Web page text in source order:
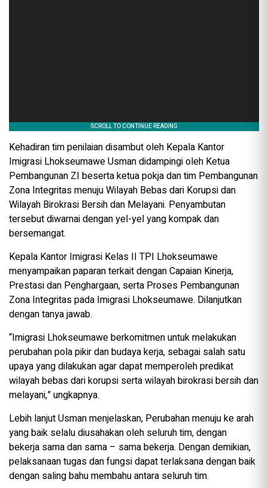
Kehadiran tim penilaian disambut oleh Kepala Kantor
Imigrasi Lhokseumawe Usman didampingi oleh Ketua
Pembangunan ZI beserta ketua pokja dan tim Pembangunan
Zona Integritas menuju Wilayah Bebas dari Korupsi dan
Wilayah Birokrasi Bersih dan Melayani. Penyambutan
tersebut diwarnai dengan yel-yel yang kompak dan
bersemangat.
Kepala Kantor Imigrasi Kelas II TPI Lhokseumawe
menyampaikan paparan terkait dengan Capaian Kinerja,
Prestasi dan Penghargaan, serta Proses Pembangunan
Zona Integritas pada Imigrasi Lhokseumawe. Dilanjutkan
dengan tanya jawab.
“Imigrasi Lhokseumawe berkomitmen untuk melakukan
perubahan pola pikir dan budaya kerja, sebagai salah satu
upaya yang dilakukan agar dapat memperoleh predikat
wilayah bebas dari korupsi serta wilayah birokrasi bersih dan
melayani,” ungkapnya.
Lebih lanjut Usman menjelaskan, Perubahan menuju ke arah
yang baik selalu diusahakan oleh seluruh tim, dengan
bekerja sama dan sama – sama bekerja. Dengan demikian,
pelaksanaan tugas dan fungsi dapat terlaksana dengan baik
dengan saling bahu membahu antara seluruh tim.